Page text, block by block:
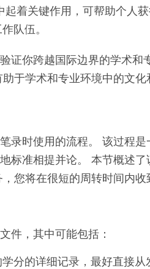
着关键作用，可帮助个人
队伍。
证你跨越国际边界的学术和
于学术和专业环境中的文化
录时使用的流程。 该过程是
标准相提并论。 本节概述了
您将在很短的周转时间内收
件，其中可能包括：
分的详细记录，最好直接从